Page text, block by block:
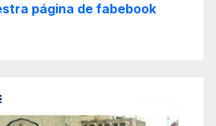
página de fabebook